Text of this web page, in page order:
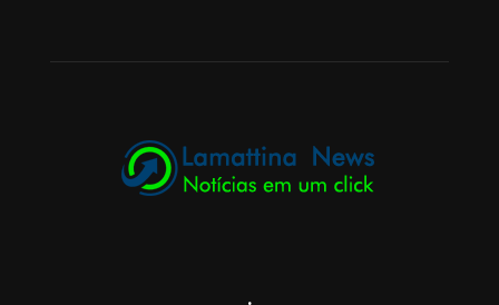
.